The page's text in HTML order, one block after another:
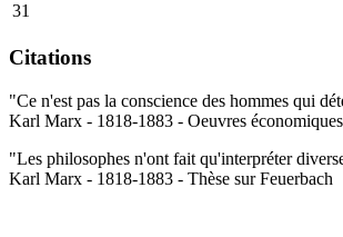
31
Citations
"Ce n'est pas la conscience des hommes qui
Karl Marx - 1818-1883 - Oeuvres économiques
"Les philosophes n'ont fait qu'interpréter
Karl Marx - 1818-1883 - Thèse sur Feuerbach